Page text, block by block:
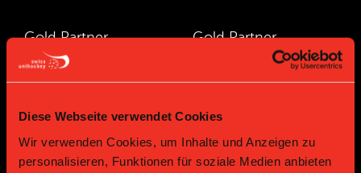
Diese Webseite verwendet Cookies
Wir verwenden Cookies, um Inhalte und Anzeigen zu
personalisieren, Funktionen für soziale Medien anbieten
Gold Partner Gold Partner